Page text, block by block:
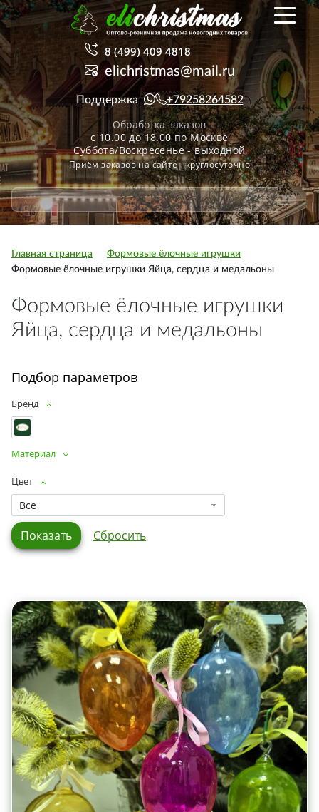
8 (499) 409 4818
elichristmas@mail.ru
Поддержка +79258264582
Обработка заказов
с 10.00 до 18.00 по Москве
Суббота/Воскресенье - выходной
Приём заказов на сайте - круглосуточно
Главная страница
Формовые ёлочные игрушки
Формовые ёлочные игрушки Яйца, сердца и медальоны
Формовые ёлочные игрушки
Яйца, сердца и медальоны
Подбор параметров
Бренд
Материал
Цвет
Все